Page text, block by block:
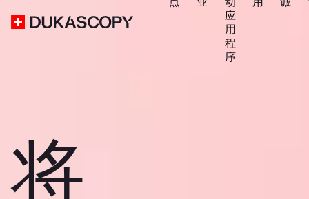
应
用
程
序
将